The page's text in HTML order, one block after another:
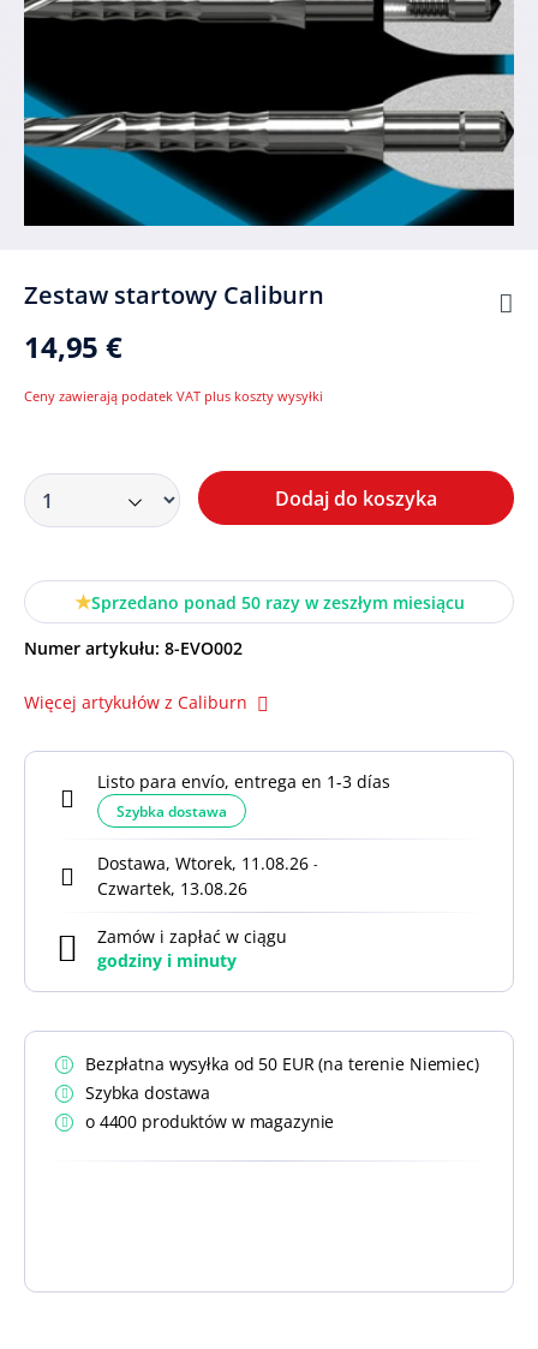
Zestaw startowy Caliburn
14,95 €
Ceny zawierają podatek VAT plus koszty wysyłki
Dodaj do koszyka
Numer artykułu: 8-EVO002
Sprzedano ponad 50 razy w zeszłym miesiącu
Więcej artykułów z Caliburn
Listo para envío, entrega en 1-3 días
Szybka dostawa
Dostawa, Wtorek, 11.08.26 -
Czwartek, 13.08.26
Zamów i zapłać w ciągu
godziny i minuty
Bezpłatna wysyłka od 50 EUR (na terenie Niemiec)
Szybka dostawa
o 4400 produktów w magazynie